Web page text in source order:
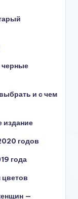
черные
и с чем
издание
годов
года
цветов
—